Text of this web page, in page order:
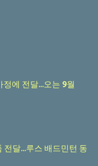
에 전달...오는 9월
달...루스 배드민턴 동